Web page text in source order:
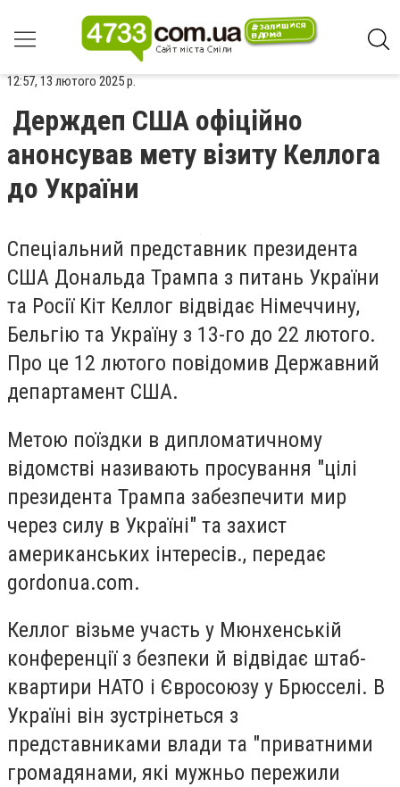
12:57, 13 лютого 2025 р.
Держдеп США офіційно
анонсував мету візиту Келлога
до України
Спеціальний представник президента
США Дональда Трампа з питань України
та Росії Кіт Келлог відвідає Німеччину,
Бельгію та Україну з 13-го до 22 лютого.
Про це 12 лютого повідомив Державний
департамент США.
Метою поїздки в дипломатичному
відомстві називають просування "цілі
президента Трампа забезпечити мир
через силу в Україні" та захист
американських інтересів., передає
gordonua.com.
Келлог візьме участь у Мюнхенській
конференції з безпеки й відвідає штаб-
квартири НАТО і Євросоюзу у Брюсселі. В
Україні він зустрінеться з
представниками влади та "приватними
громадянами, які мужньо пережили